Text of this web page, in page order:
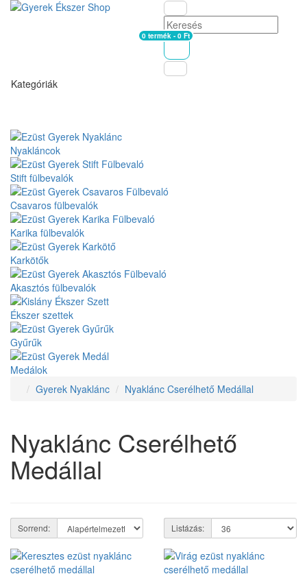
Kosár
0 termék - 0 Ft
Kategóriák
Nyakláncok
Stift fülbevalók
Csavaros fülbevalók
Karika fülbevalók
Karkötők
Akasztós fülbevalók
Ékszer szettek
Gyűrűk
Medálok
Gyerek Nyaklánc
Nyaklánc Cserélhető Medállal
Nyaklánc Cserélhető
Medállal
Sorrend: Listázás: